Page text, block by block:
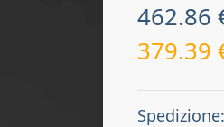
462.86
379.39